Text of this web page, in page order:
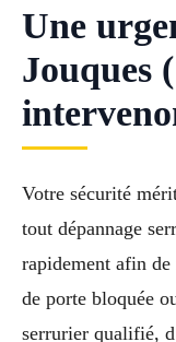
Une
Jouques
Votre sécurité
tout dépannage
rapidement afin de
de porte bloquée
serrurier qualifié,